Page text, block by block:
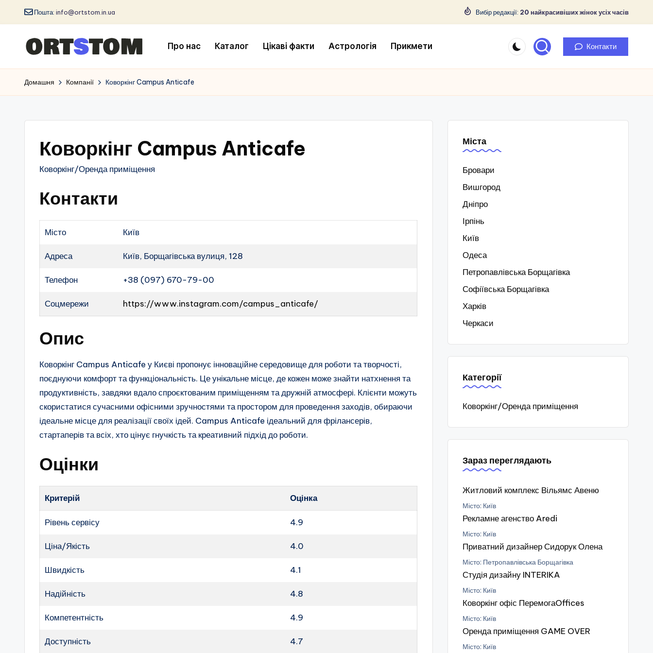
Пошта: info@ortstom.in.ua Вибір редакції: 20 найкрасивіших жінок усіх часів
Про нас Каталог Цікаві факти Астрологія Прикмети Контакти
Домашня Компанії Коворкінг Campus Anticafe
Коворкінг Campus Anticafe
Коворкінг/Оренда приміщення
Контакти
Місто Київ
Адреса Київ, Борщагівська вулиця, 128
Телефон +38 (097) 670-79-00
Соцмережи https://www.instagram.com/campus_anticafe/
Опис
Коворкінг Campus Anticafe у Києві пропонує інноваційне середовище для роботи та творчості,
поєднуючи комфорт та функціональність. Це унікальне місце, де кожен може знайти натхнення та
продуктивність, завдяки вдало спроєктованим приміщенням та дружній атмосфері. Клієнти можуть
скористатися сучасними офісними зручностями та простором для проведення заходів, обираючи
ідеальне місце для реалізації своїх ідей. Campus Anticafe ідеальний для фрілансерів,
стартаперів та всіх, хто цінує гнучкість та креативний підхід до роботи.
Оцінки
Критерій Оцінка
Рівень сервісу 4.9
Ціна/Якість 4.0
Швидкість 4.1
Надійність 4.8
Компетентність 4.9
Доступність 4.7
Міста
Бровари
Вишгород
Дніпро
Ірпінь
Київ
Одеса
Петропавлівська Борщагівка
Софіївська Борщагівка
Харків
Черкаси
Категорії
Коворкінг/Оренда приміщення
Зараз переглядають
Житловий комплекс Вільямс Авеню
Місто: Київ
Рекламне агенство Aredi
Місто: Київ
Приватний дизайнер Сидорук Олена
Місто: Петропавлівська Борщагівка
Студія дизайну INTERIKA
Місто: Київ
Коворкінг офіс ПеремогаOffices
Місто: Київ
Оренда приміщення GAME OVER
Місто: Київ